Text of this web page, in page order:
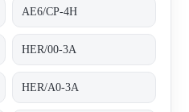
AE6/CP-4H
HER/00-3A
HER/A0-3A